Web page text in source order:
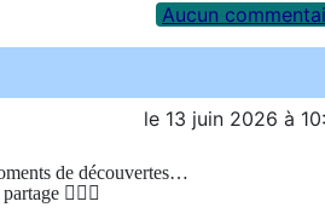
Aucun
le 13 juin 2026 à
de découvertes…
👩‍❤️‍👨